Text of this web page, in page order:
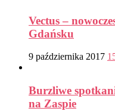
Vectus –
Gdańsku
9 października 2017
Burzliwe
na Zaspie